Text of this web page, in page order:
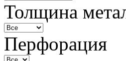
Толщина
Перфорация